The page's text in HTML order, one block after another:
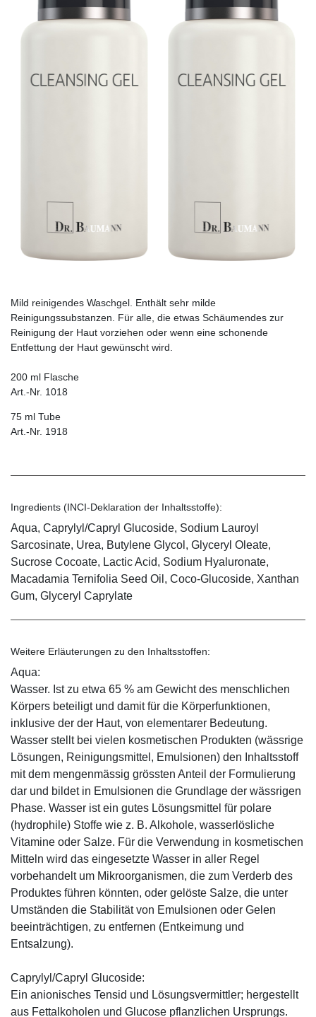
Mild reinigendes Waschgel. Enthält sehr milde
Reinigungssubstanzen. Für alle, die etwas Schäumendes zur
Reinigung der Haut vorziehen oder wenn eine schonende
Entfettung der Haut gewünscht wird.
200 ml Flasche
Art.-Nr. 1018
75 ml Tube
Art.-Nr. 1918
Ingredients (INCI-Deklaration der Inhaltsstoffe):
Aqua, Caprylyl/Capryl Glucoside, Sodium Lauroyl
Sarcosinate, Urea, Butylene Glycol, Glyceryl Oleate,
Sucrose Cocoate, Lactic Acid, Sodium Hyaluronate,
Macadamia Ternifolia Seed Oil, Coco-Glucoside, Xanthan
Gum, Glyceryl Caprylate
Weitere Erläuterungen zu den Inhaltsstoffen:
Aqua:
Wasser. Ist zu etwa 65 % am Gewicht des menschlichen
Körpers beteiligt und damit für die Körperfunktionen,
inklusive der der Haut, von elementarer Bedeutung.
Wasser stellt bei vielen kosmetischen Produkten (wässrige
Lösungen, Reinigungsmittel, Emulsionen) den Inhaltsstoff
mit dem mengenmässig grössten Anteil der Formulierung
dar und bildet in Emulsionen die Grundlage der wässrigen
Phase. Wasser ist ein gutes Lösungsmittel für polare
(hydrophile) Stoffe wie z. B. Alkohole, wasserlösliche
Vitamine oder Salze. Für die Verwendung in kosmetischen
Mitteln wird das eingesetzte Wasser in aller Regel
vorbehandelt um Mikroorganismen, die zum Verderb des
Produktes führen könnten, oder gelöste Salze, die unter
Umständen die Stabilität von Emulsionen oder Gelen
beeinträchtigen, zu entfernen (Entkeimung und
Entsalzung).
Caprylyl/Capryl Glucoside:
Ein anionisches Tensid und Lösungsvermittler; hergestellt
aus Fettalkoholen und Glucose pflanzlichen Ursprungs.